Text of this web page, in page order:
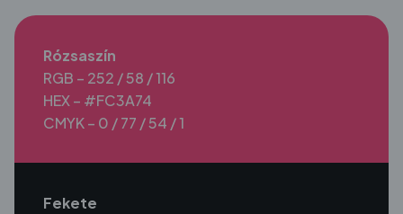
Rózsaszín
RGB – 252 / 58 / 116
HEX – #FC3A74
CMYK – 0 / 77 / 54 / 1
Fekete